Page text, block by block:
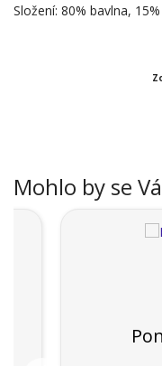
Složení: 80% bavlna,
Mohlo by se